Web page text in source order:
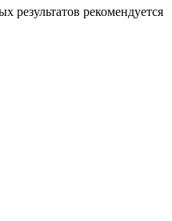
результатов рекомендуется